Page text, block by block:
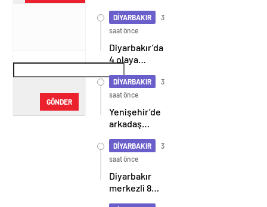
GÖNDER
DİYARBAKIR
3
saat önce
Diyarbakır’da
4 olaya
belirlenen
şüpheliler
yakalandı
DİYARBAKIR
3
saat önce
Yenişehir’de
arkadaş
birbirine
girdi: 2
yaralı
DİYARBAKIR
3
saat önce
Diyarbakır
merkezli 8